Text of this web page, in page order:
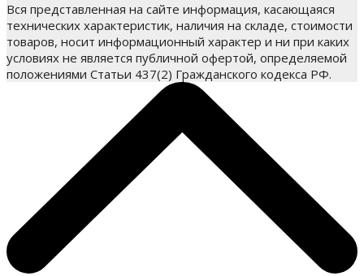
Вся представленная на сайте информация, касающаяся
технических характеристик, наличия на складе, стоимости
товаров, носит информационный характер и ни при каких
условиях не является публичной офертой, определяемой
положениями Статьи 437(2) Гражданского кодекса РФ.